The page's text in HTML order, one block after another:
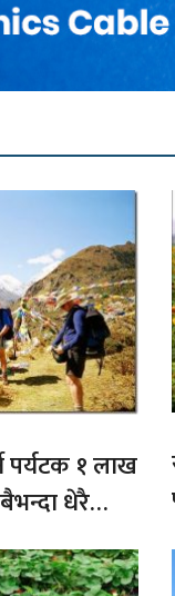
पर्यटक १ लाख
धेरै